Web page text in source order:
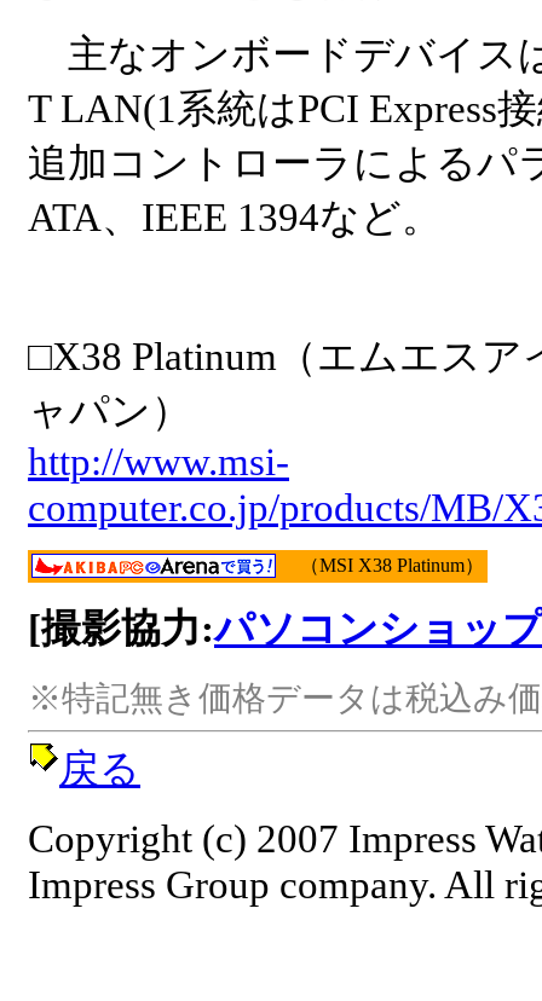
主なオンボードデバイス
T LAN(1系統はPCI Express
追加コントローラによるパ
ATA、IEEE 1394など。
□X38 Platinum（エムエス
ャパン）
http://www.msi-
computer.co.jp/products/MB/
（MSI X38 Platinum）
[撮影協力:パソコンショッ
※特記無き価格データは税込み
戻る
Copyright (c) 2007 Impress
Impress Group company. All